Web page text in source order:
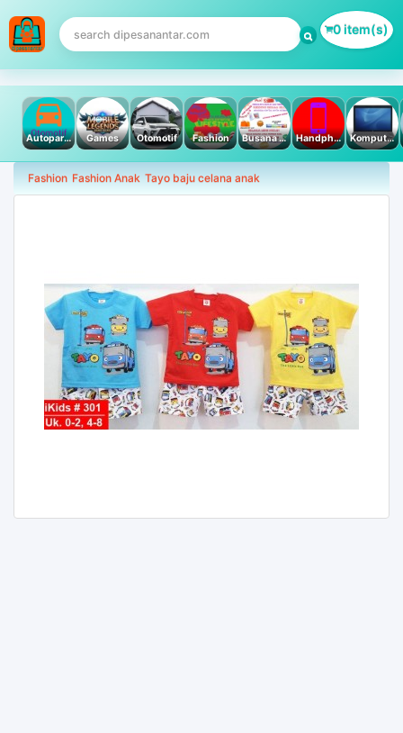
0 item(s)
Autoparts Games Otomotif Fashion Busana Muslim Handphone & Tablet Komputer PC & Laptop
Fashion Fashion Anak Tayo baju celana anak